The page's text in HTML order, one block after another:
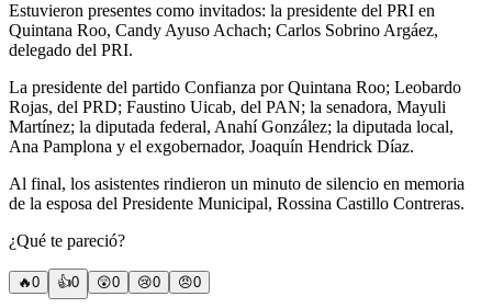
Estuvieron presentes como invitados: la presidente del PRI en
Quintana Roo, Candy Ayuso Achach; Carlos Sobrino Argáez,
delegado del PRI.
La presidente del partido Confianza por Quintana Roo; Leobardo
Rojas, del PRD; Faustino Uicab, del PAN; la senadora, Mayuli
Martínez; la diputada federal, Anahí González; la diputada local,
Ana Pamplona y el exgobernador, Joaquín Hendrick Díaz.
Al final, los asistentes rindieron un minuto de silencio en memoria
de la esposa del Presidente Municipal, Rossina Castillo Contreras.
¿Qué te pareció?
🔥0 👍0 😲0 😢0 😠0